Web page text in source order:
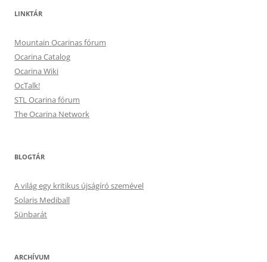
LINKTÁR
Mountain Ocarinas fórum
Ocarina Catalog
Ocarina Wiki
OcTalk!
STL Ocarina fórum
The Ocarina Network
BLOGTÁR
A világ egy kritikus újságíró szemével
Solaris Mediball
Sünbarát
ARCHÍVUM